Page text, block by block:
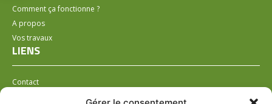
Comment ça fonctionne ?
A propos
Vos travaux
LIENS
Contact